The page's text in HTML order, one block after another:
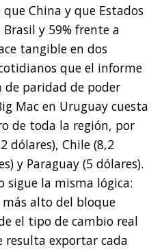
China y que Estados
y 59% frente a
tangible en dos
que el informe
de paridad de poder
Mac en Uruguay cuesta
de toda la región, por
dólares), Chile (8,2
y Paraguay (5 dólares).
sigue la misma lógica:
alto del bloque
el tipo de cambio real
resulta exportar cada